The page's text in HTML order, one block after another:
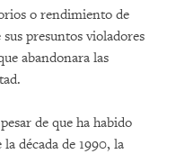
o rendimiento de
presuntos violadores
abandonara las
de que ha habido
década de 1990, la